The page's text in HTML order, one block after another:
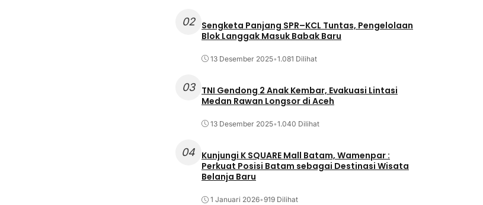
02
Sengketa Panjang SPR–KCL Tuntas, Pengelolaan
Blok Langgak Masuk Babak Baru
13 Desember 2025•1.081 Dilihat
03
TNI Gendong 2 Anak Kembar, Evakuasi Lintasi
Medan Rawan Longsor di Aceh
13 Desember 2025•1.040 Dilihat
04 Kunjungi K SQUARE Mall Batam, Wamenpar :
Perkuat Posisi Batam sebagai Destinasi Wisata
Belanja Baru
1 Januari 2026•919 Dilihat